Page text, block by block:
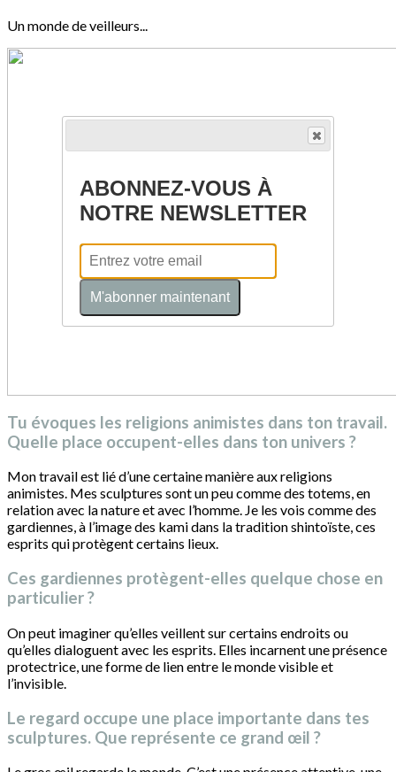
Un monde de veilleurs...
Tu évoques les religions animistes dans ton travail.
Quelle place occupent-elles dans ton univers ?
Mon travail est lié d’une certaine manière aux religions
animistes. Mes sculptures sont un peu comme des totems, en
relation avec la nature et avec l’homme. Je les vois comme des
gardiennes, à l’image des kami dans la tradition shintoïste, ces
esprits qui protègent certains lieux.
Ces gardiennes protègent-elles quelque chose en
particulier ?
On peut imaginer qu’elles veillent sur certains endroits ou
qu’elles dialoguent avec les esprits. Elles incarnent une présence
protectrice, une forme de lien entre le monde visible et
l’invisible.
Le regard occupe une place importante dans tes
sculptures. Que représente ce grand œil ?
ABONNEZ-VOUS À
NOTRE NEWSLETTER
M'abonner maintenant